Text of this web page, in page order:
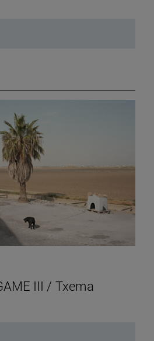
III / Txema